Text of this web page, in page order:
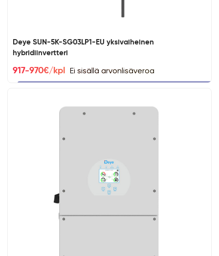
Deye SUN-5K-SG03LP1-EU yksivaiheinen
hybridiinvertteri
917-970€/kpl Ei sisällä arvonlisäveroa